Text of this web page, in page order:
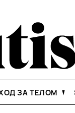
ЗА ТЕЛОМ